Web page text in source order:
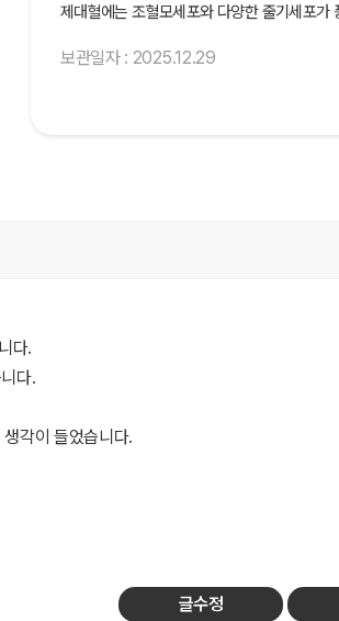
제대혈에는 조혈모세포와 다양한 줄기세포가
보관일자 : 2025.12.29
다.
다.
각이 들었습니다.
글수정